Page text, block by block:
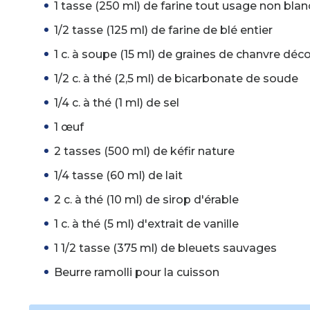
1 tasse (250 ml) de farine tout usage non
1/2 tasse (125 ml) de farine de blé entier
1 c. à soupe (15 ml) de graines de chanvre
1/2 c. à thé (2,5 ml) de bicarbonate de soude
1/4 c. à thé (1 ml) de sel
1 œuf
2 tasses (500 ml) de kéfir nature
1/4 tasse (60 ml) de lait
2 c. à thé (10 ml) de sirop d'érable
1 c. à thé (5 ml) d'extrait de vanille
1 1/2 tasse (375 ml) de bleuets sauvages
Beurre ramolli pour la cuisson